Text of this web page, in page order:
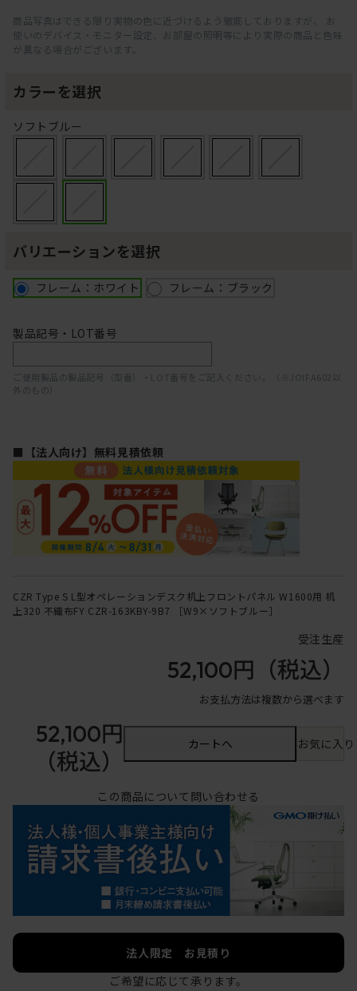
商品写真はできる限り実物の色に近づけるよう徹底しておりますが、 お
使いのデバイス・モニター設定、お部屋の照明等により実際の商品と色味
が異なる場合がございます。
カラーを選択
ソフトブルー
バリエーションを選択
フレーム：ホワイト フレーム：ブラック
製品記号・LOT番号
ご使用製品の製品記号（型番）・LOT番号をご記入ください。（※JOIFA602以
外のもの）
■【法人向け】無料見積依頼
CZR Type S L型オペレーションデスク机上フロントパネル W1600用 机
上320 不織布FY CZR-163KBY-9B7 ［W9×ソフトブルー］
受注生産
52,100円 （税込）
お支払方法は複数から選べます
52,100円
（税込）
カートへ お気に入
この商品について問い合わせる
法人限定 お見積り
ご希望に応じて承ります。